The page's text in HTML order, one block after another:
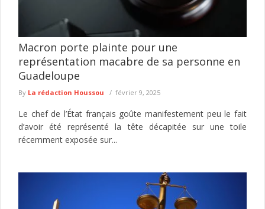
Macron porte plainte pour une
représentation macabre de sa personne en
Guadeloupe
By La rédaction Houssou février 9, 2025
Le chef de l’État français goûte manifestement peu le fait
d’avoir été représenté la tête décapitée sur une toile
récemment exposée sur...